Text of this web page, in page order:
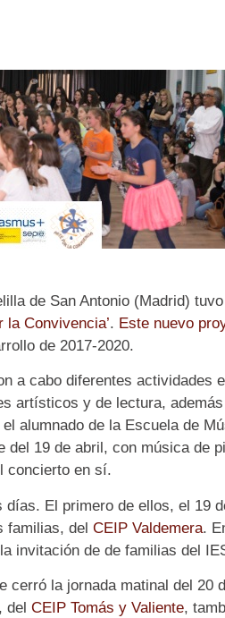
de San Antonio (Madrid)
Convivencia’. Este nuevo
de 2017-2020.
a cabo diferentes actividades
artísticos y de lectura,
alumnado de la Escuela de
del 19 de abril, con música de
concierto en sí.
El primero de ellos, el 19
familias, del CEIP Valdemera.
invitación de de familias del
la jornada matinal del 20
del CEIP Tomás y Valiente,